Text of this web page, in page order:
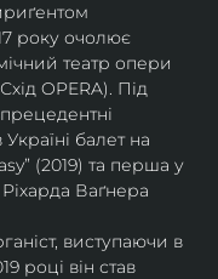
року очолює
театр опери
OPERA). Під
балет на
(2019) та перша у
Ваґнера
виступаючи в
році він став